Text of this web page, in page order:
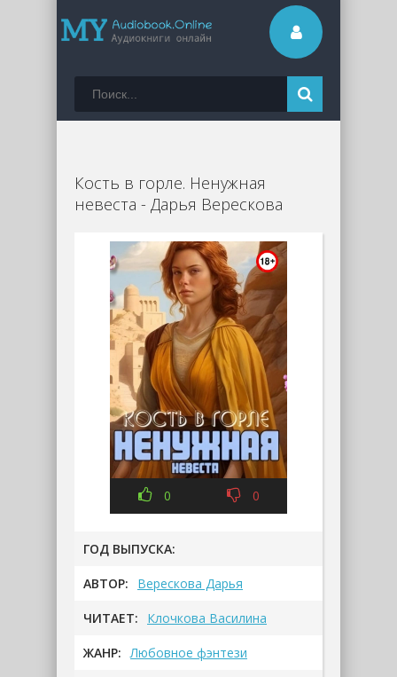
Кость в горле. Ненужная
невеста - Дарья Верескова
0 0
ГОД ВЫПУСКА:
АВТОР: Верескова Дарья
ЧИТАЕТ: Клочкова Василина
ЖАНР: Любовное фэнтези